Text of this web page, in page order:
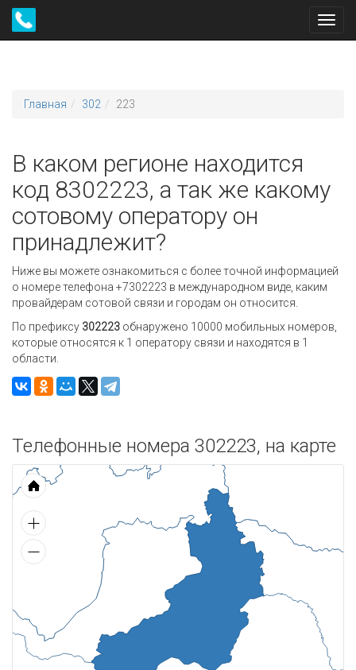
Главная 302 223
В каком регионе находится
код 8302223, а так же какому
сотовому оператору он
принадлежит?
Ниже вы можете ознакомиться с более точной информацией
о номере телефона +7302223 в международном виде, каким
провайдерам сотовой связи и городам он относится.
По префиксу 302223 обнаружено 10000 мобильных номеров,
которые относятся к 1 оператору связи и находятся в 1
области.
Телефонные номера 302223, на карте